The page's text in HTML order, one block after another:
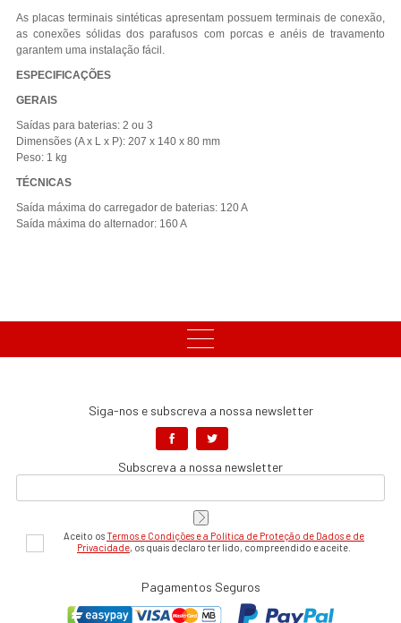
As placas terminais sintéticas apresentam possuem terminais de conexão,
as conexões sólidas dos parafusos com porcas e anéis de travamento
garantem uma instalação fácil.
ESPECIFICAÇÕES
GERAIS
Saídas para baterias: 2 ou 3
Dimensões (A x L x P): 207 x 140 x 80 mm
Peso: 1 kg
TÉCNICAS
Saída máxima do carregador de baterias: 120 A
Saída máxima do alternador: 160 A
Siga-nos e subscreva a nossa newsletter
Subscreva a nossa newsletter
Aceito osTermos e Condições e a Política de Proteção de Dados e de
Privacidade, os quais declaro ter lido, compreendido e aceite.
Pagamentos Seguros